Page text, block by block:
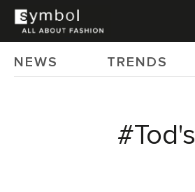
NEWS TRENDS
#Tod's